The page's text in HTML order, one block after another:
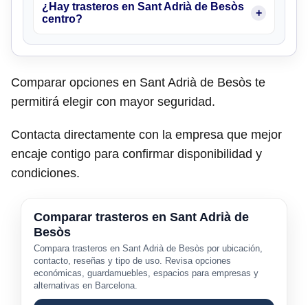
¿Hay trasteros en Sant Adrià de Besòs
centro?
Comparar opciones en Sant Adrià de Besòs te
permitirá elegir con mayor seguridad.
Contacta directamente con la empresa que mejor
encaje contigo para confirmar disponibilidad y
condiciones.
Comparar trasteros en Sant Adrià de
Besòs
Compara trasteros en Sant Adrià de Besòs por ubicación,
contacto, reseñas y tipo de uso. Revisa opciones
económicas, guardamuebles, espacios para empresas y
alternativas en Barcelona.